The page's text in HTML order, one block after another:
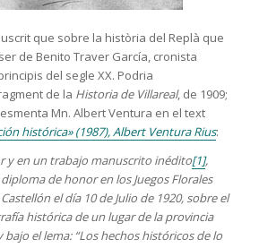
que sobre la història del Replà que
de Benito Traver García, cronista
del segle XX. Podria
de la Historia de Villareal, de 1909;
Mn. Albert Ventura en el text
histórica» (1987), Albert Ventura Rius:
y en un trabajo manuscrito inédito[1],
de honor en los Juegos Florales
el día 10 de Julio de 1920, sobre el
histórica de un lugar de la provincia
bajo el lema: “Los hechos históricos de lo